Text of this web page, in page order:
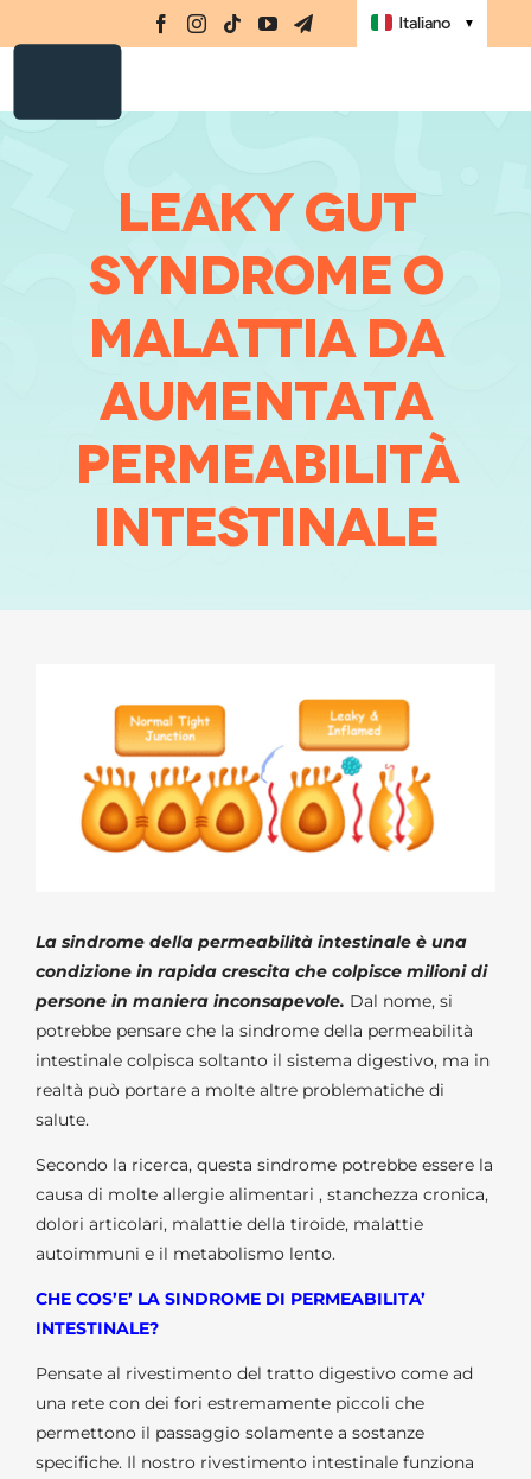
al
Italiano ▼
Ebook
Registrati
LEAKY GUT
SYNDROME O
MALATTIA DA
AUMENTATA
PERMEABILITÀ
INTESTINALE
La sindrome della permeabilità intestinale è una
condizione in rapida crescita che colpisce milioni di
persone in maniera inconsapevole. Dal nome, si
potrebbe pensare che la sindrome della permeabilità
intestinale colpisca soltanto il sistema digestivo, ma in
realtà può portare a molte altre problematiche di
salute.
Secondo la ricerca, questa sindrome potrebbe essere la
causa di molte allergie alimentari , stanchezza cronica,
dolori articolari, malattie della tiroide, malattie
autoimmuni e il metabolismo lento.
CHE COS’E’ LA SINDROME DI PERMEABILITA’
INTESTINALE?
Pensate al rivestimento del tratto digestivo come ad
una rete con dei fori estremamente piccoli che
permettono il passaggio solamente a sostanze
specifiche. Il nostro rivestimento intestinale funziona